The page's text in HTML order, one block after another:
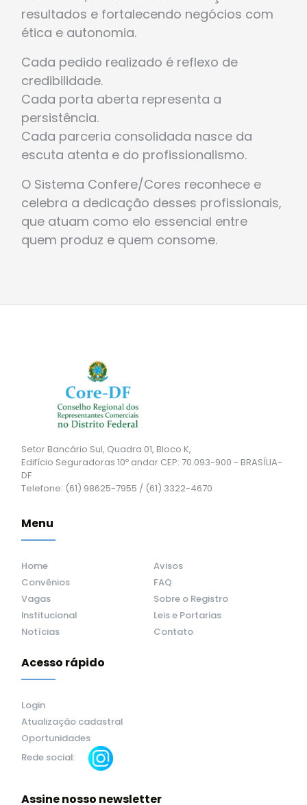
resultados e fortalecendo negócios com
ética e autonomia.
Cada pedido realizado é reflexo de
credibilidade.
Cada porta aberta representa a
persistência.
Cada parceria consolidada nasce da
escuta atenta e do profissionalismo.
O Sistema Confere/Cores reconhece e
celebra a dedicação desses profissionais,
que atuam como elo essencial entre
quem produz e quem consome.
Setor Bancário Sul, Quadra 01, Bloco K,
Edifício Seguradoras 10º andar CEP: 70.093-900 - BRASÍLIA-
DF
Telefone: (61) 98625-7955 / (61) 3322-4670
Menu
Home
Avisos
Convênios
FAQ
Vagas
Sobre o Registro
Institucional
Leis e Portarias
Notícias
Contato
Acesso rápido
Login
Atualização cadastral
Oportunidades
Rede social:
Assine nosso newsletter